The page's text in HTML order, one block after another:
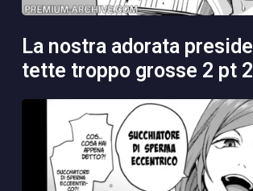
la nostra adorata presidente ha le
tette troppo grosse 2 pt 2